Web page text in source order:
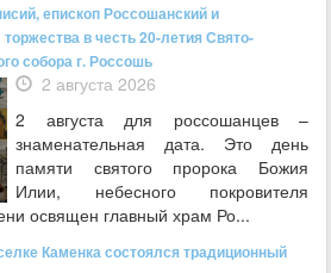
епископ Россошанский и
в честь 20-летия Свято-
собора г. Россошь
2 августа 2026
2 августа для россошанцев –
знаменательная дата. Это день
памяти святого пророка Божия
Илии, небесного покровителя
освящен главный храм Ро...
Каменка состоялся традиционный